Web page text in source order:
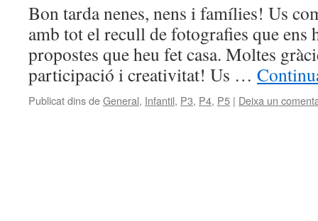
Bon tarda nenes, nens i famílies! Us
amb tot el recull de fotografies que ens
propostes que heu fet casa. Moltes
participació i creativitat! Us …
Publicat dins deGeneral, Infantil, P3, P4, P5 | Deixa un